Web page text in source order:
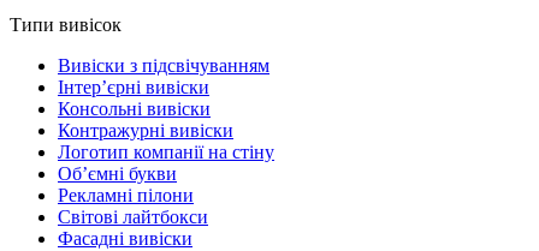
Типи вивісок
Вивіски з підсвічуванням
Інтер’єрні вивіски
Консольні вивіски
Контражурні вивіски
Логотип компанії на стіну
Об’ємні букви
Рекламні пілони
Світові лайтбокси
Фасадні вивіски